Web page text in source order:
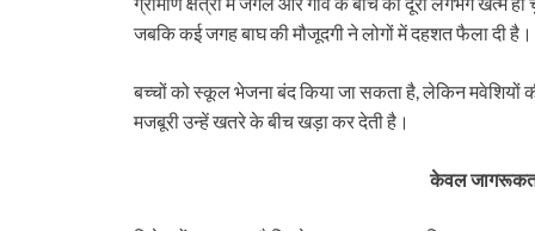
जबकि कई जगह बाघ की मौजूदगी ने लोगों में दहशत फैला दी है।
बच्चों को स्कूल भेजना बंद किया जा सकता है, लेकिन
मजबूरी उन्हें खतरे के बीच खड़ा कर देती है।
केवल